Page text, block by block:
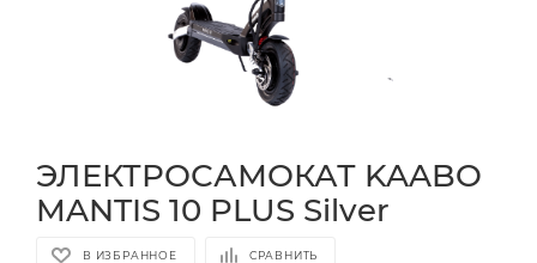
ЭЛЕКТРОСАМОКАТ KAABO
MANTIS 10 PLUS Silver
В ИЗБРАННОЕ СРАВНИТЬ